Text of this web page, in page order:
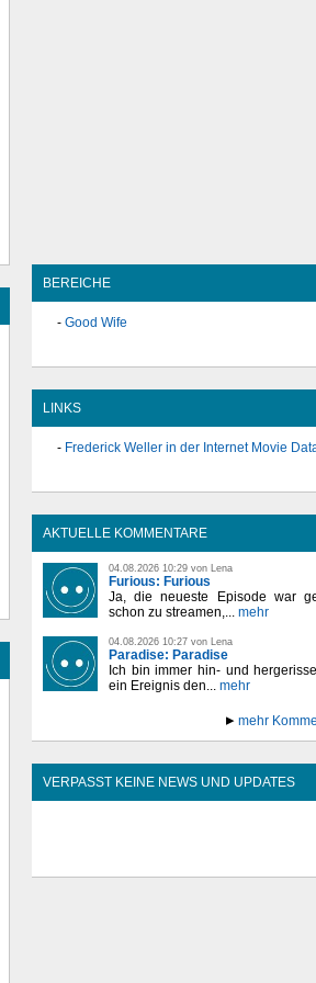
BEREICHE
Good Wife
LINKS
Frederick Weller in der Internet Movie
AKTUELLE KOMMENTARE
04.08.2026 10:29 von Lena
Furious: Furious
Ja, die neueste Episode war
schon zu streamen,... mehr
04.08.2026 10:27 von Lena
Paradise: Paradise
Ich bin immer hin- und
ein Ereignis den... mehr
mehr
VERPASST KEINE NEWS UND UPDATES